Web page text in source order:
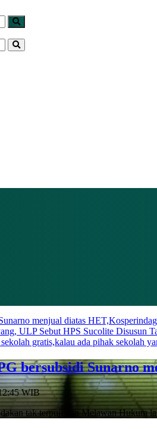
menjual diatas
ULP Sebut HPS Sucolite Disusun
gratis,kalau ada pihak sekolah
bersubsidi Sunarno
WIB
tak terpuji dan Melawan Hukum